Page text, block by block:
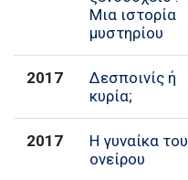
Μια ιστορία
μυστηρίου
2017
Δεσποινίς ή
κυρία;
2017
Η γυναίκα του
ονείρου